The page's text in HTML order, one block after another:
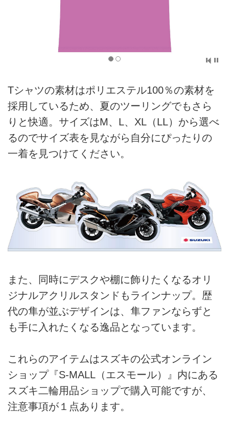
Tシャツの素材はポリエステル100％の素材を
採用しているため、夏のツーリングでもさら
りと快適。サイズはM、L、XL（LL）から選べ
るのでサイズ表を見ながら自分にぴったりの
一着を見つけてください。
また、同時にデスクや棚に飾りたくなるオリ
ジナルアクリルスタンドもラインナップ。歴
代の隼が並ぶデザインは、隼ファンならずと
も手に入れたくなる逸品となっています。
これらのアイテムはスズキの公式オンライン
ショップ『S-MALL（エスモール）』内にある
スズキ二輪用品ショップで購入可能ですが、
注意事項が１点あります。